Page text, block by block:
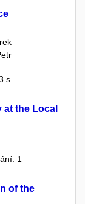
s.
the Local
1
of the